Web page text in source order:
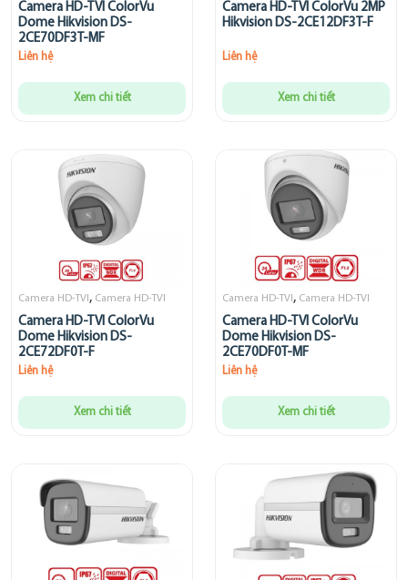
Camera HD-TVI ColorVu
Dome Hikvision DS-
2CE70DF3T-MF
Liên hệ
Xem chi tiết
Camera HD-TVI ColorVu 2MP
Hikvision DS-2CE12DF3T-F
Liên hệ
Xem chi tiết
Camera HD-TVI , Camera HD-TVI
Camera HD-TVI ColorVu
Dome Hikvision DS-
2CE72DF0T-F
Liên hệ
Xem chi tiết
Camera HD-TVI , Camera HD-TVI
Camera HD-TVI ColorVu
Dome Hikvision DS-
2CE70DF0T-MF
Liên hệ
Xem chi tiết